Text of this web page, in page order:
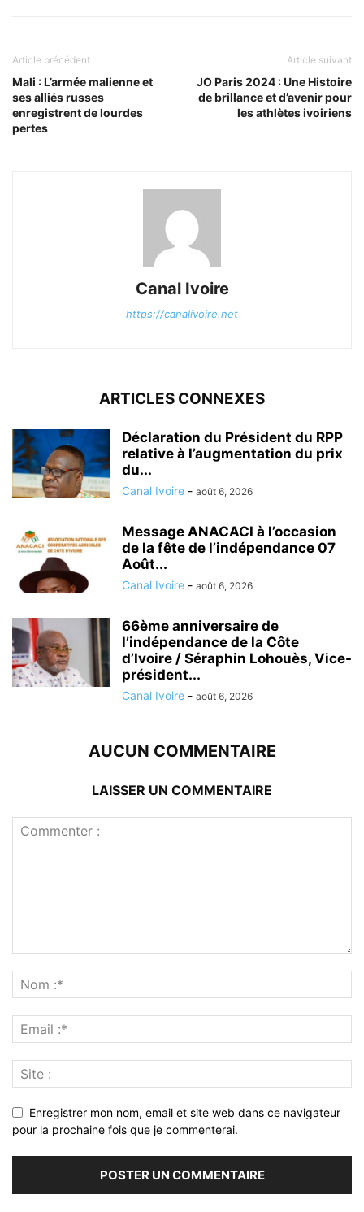
Article précédent
Mali : L’armée malienne et
ses alliés russes
enregistrent de lourdes
pertes
Article suivant
JO Paris 2024 : Une Histoire
de brillance et d’avenir pour
les athlètes ivoiriens
Canal Ivoire
https://canalivoire.net
ARTICLES CONNEXES
Déclaration du Président du RPP
relative à l’augmentation du prix
du...
Canal Ivoire - août 6, 2026
Message ANACACI à l’occasion
de la fête de l’indépendance 07
Août...
Canal Ivoire - août 6, 2026
66ème anniversaire de
l’indépendance de la Côte
d’Ivoire / Séraphin Lohouès, Vice-
président...
Canal Ivoire - août 6, 2026
AUCUN COMMENTAIRE
LAISSER UN COMMENTAIRE
Enregistrer mon nom, email et site web dans ce navigateur
pour la prochaine fois que je commenterai.